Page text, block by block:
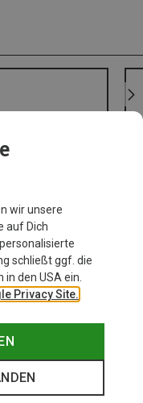
wir unsere
auf Dich
schließt ggf. die
den USA ein.
Privacy Site.